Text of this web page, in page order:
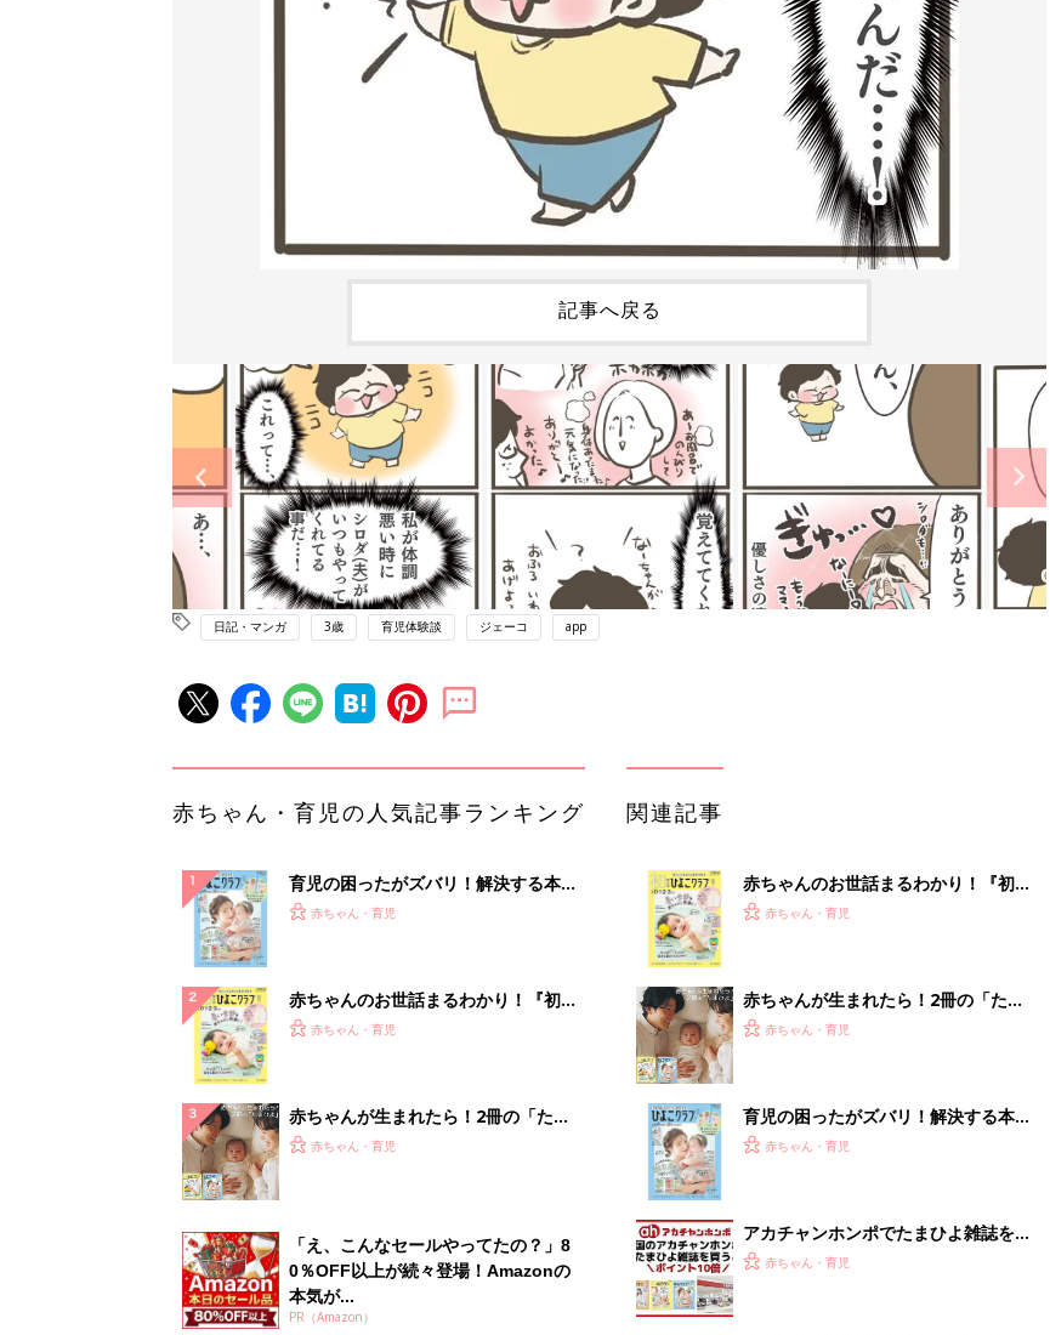
記事へ戻る
日記・マンガ 3歳 育児体験談 ジェーコ app
赤ちゃん・育児の人気記事ランキング
育児の困ったがズバリ！解決する本
『ひよこクラブ 夏号』 4カ月～2才
赤ちゃん・育児
赤ちゃんのお世話まるわかり！『初め
てのひよこクラブ 夏号』〈巻頭大特
赤ちゃん・育児
赤ちゃんが生まれたら！2冊の「たま
ひよ」
赤ちゃん・育児
「え、こんなセールやってたの？」8
0％OFF以上が続々登場！Amazonの
本気が...
PR（Amazon）
関連記事
赤ちゃんのお世話まるわかり！『初め
てのひよこクラブ 夏号』〈巻頭大特
赤ちゃん・育児
赤ちゃんが生まれたら！2冊の「たま
ひよ」
赤ちゃん・育児
育児の困ったがズバリ！解決する本
『ひよこクラブ 秋号』 4カ月～2才
赤ちゃん・育児
アカチャンホンポでたまひよ雑誌を買
うとポイント10倍【期間限定】
赤ちゃん・育児